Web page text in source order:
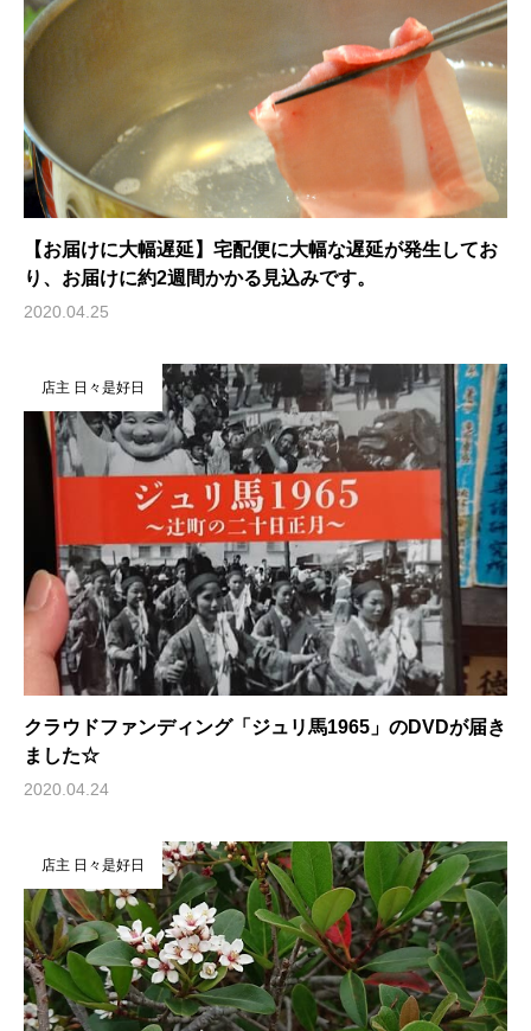
【お届けに大幅遅延】宅配便に大幅な遅延が発生してお
り、お届けに約2週間かかる見込みです。
2020.04.25
クラウドファンディング「ジュリ馬1965」のDVDが届き
ました☆
2020.04.24
店主 日々是好日
店主 日々是好日